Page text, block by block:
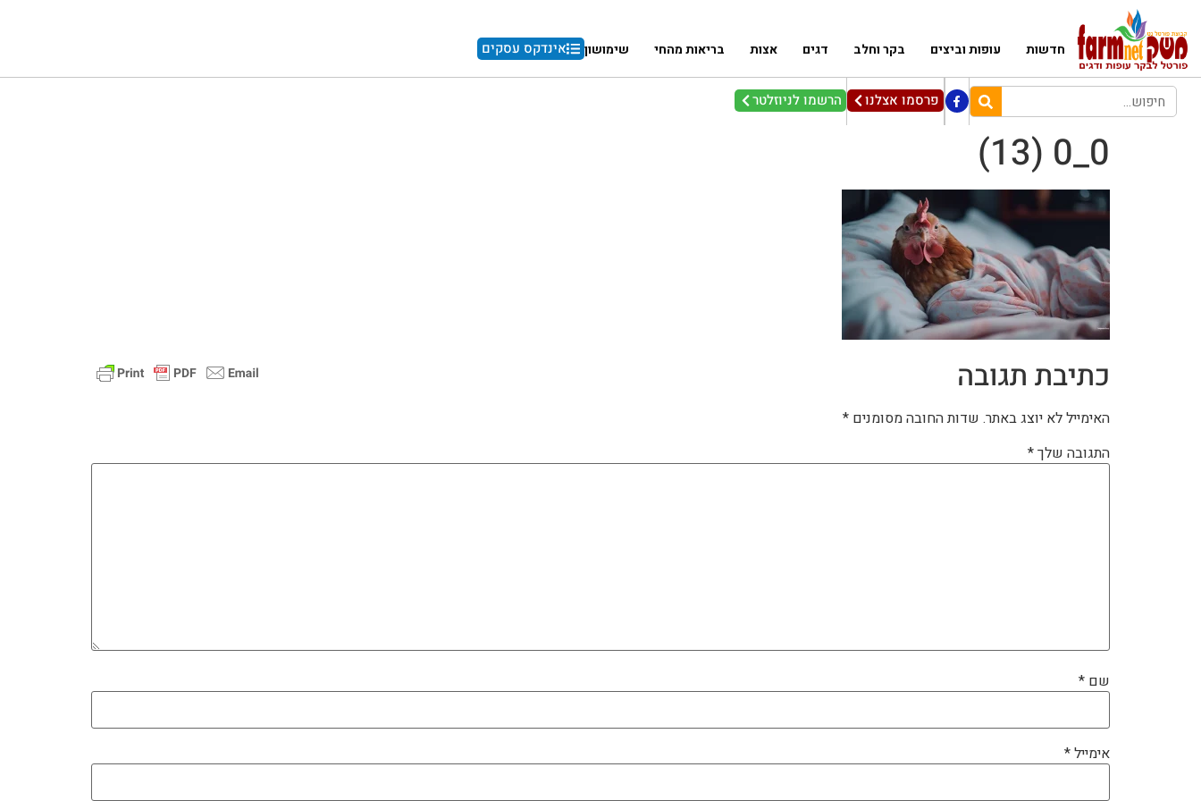
חדשות עופות וביצים בקר וחלב דגים אצות בריאות מהחי שימושון אינדקס עסקים
פרסמו אצלנו הרשמו לניוזלטר
0_0 (13)
כתיבת תגובה
האימייל לא יוצג באתר. שדות החובה מסומנים *
התגובה שלך*
שם *
אימייל*